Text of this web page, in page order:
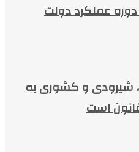
دوره عملکرد دولت
شیرودی و کشوری به
است